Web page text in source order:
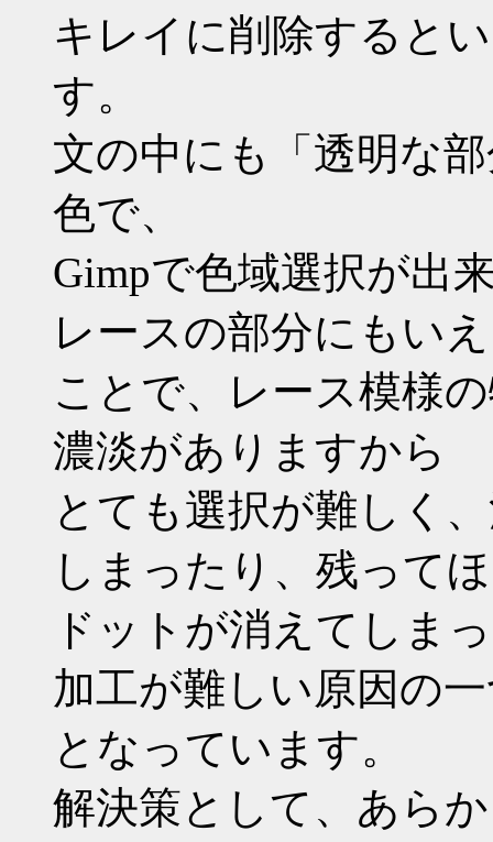
キレイに削除すると
す。
文の中にも「透明な
色で、
Gimpで色域選択が出
レースの部分にもい
ことで、レース模様
濃淡がありますから
とても選択が難しく
しまったり、残って
ドットが消えてしま
加工が難しい原因の
となっています。
解決策として、あら